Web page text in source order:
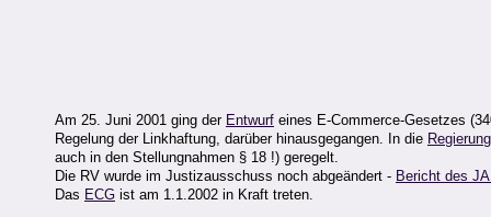
Am 25. Juni 2001 ging der Entwurf eines E-Commerce-Gesetzes
Regelung der Linkhaftung, darüber hinausgegangen. In die
auch in den Stellungnahmen § 18 !) geregelt.
Die RV wurde im Justizausschuss noch abgeändert - Bericht des
Das ECG ist am 1.1.2002 in Kraft treten.